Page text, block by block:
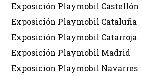
Exposición Playmobil Castellón
Exposición Playmobil Cataluña
Exposición Playmobil Catarroja
Exposición Playmobil Madrid
Exposicion Playmobil Navarres